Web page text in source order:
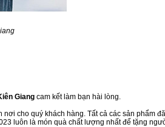
Giang cam kết làm bạn hài lòng.
cho quý khách hàng. Tất cả các sản phẩm
luôn là món quà chất lượng nhất để tặng